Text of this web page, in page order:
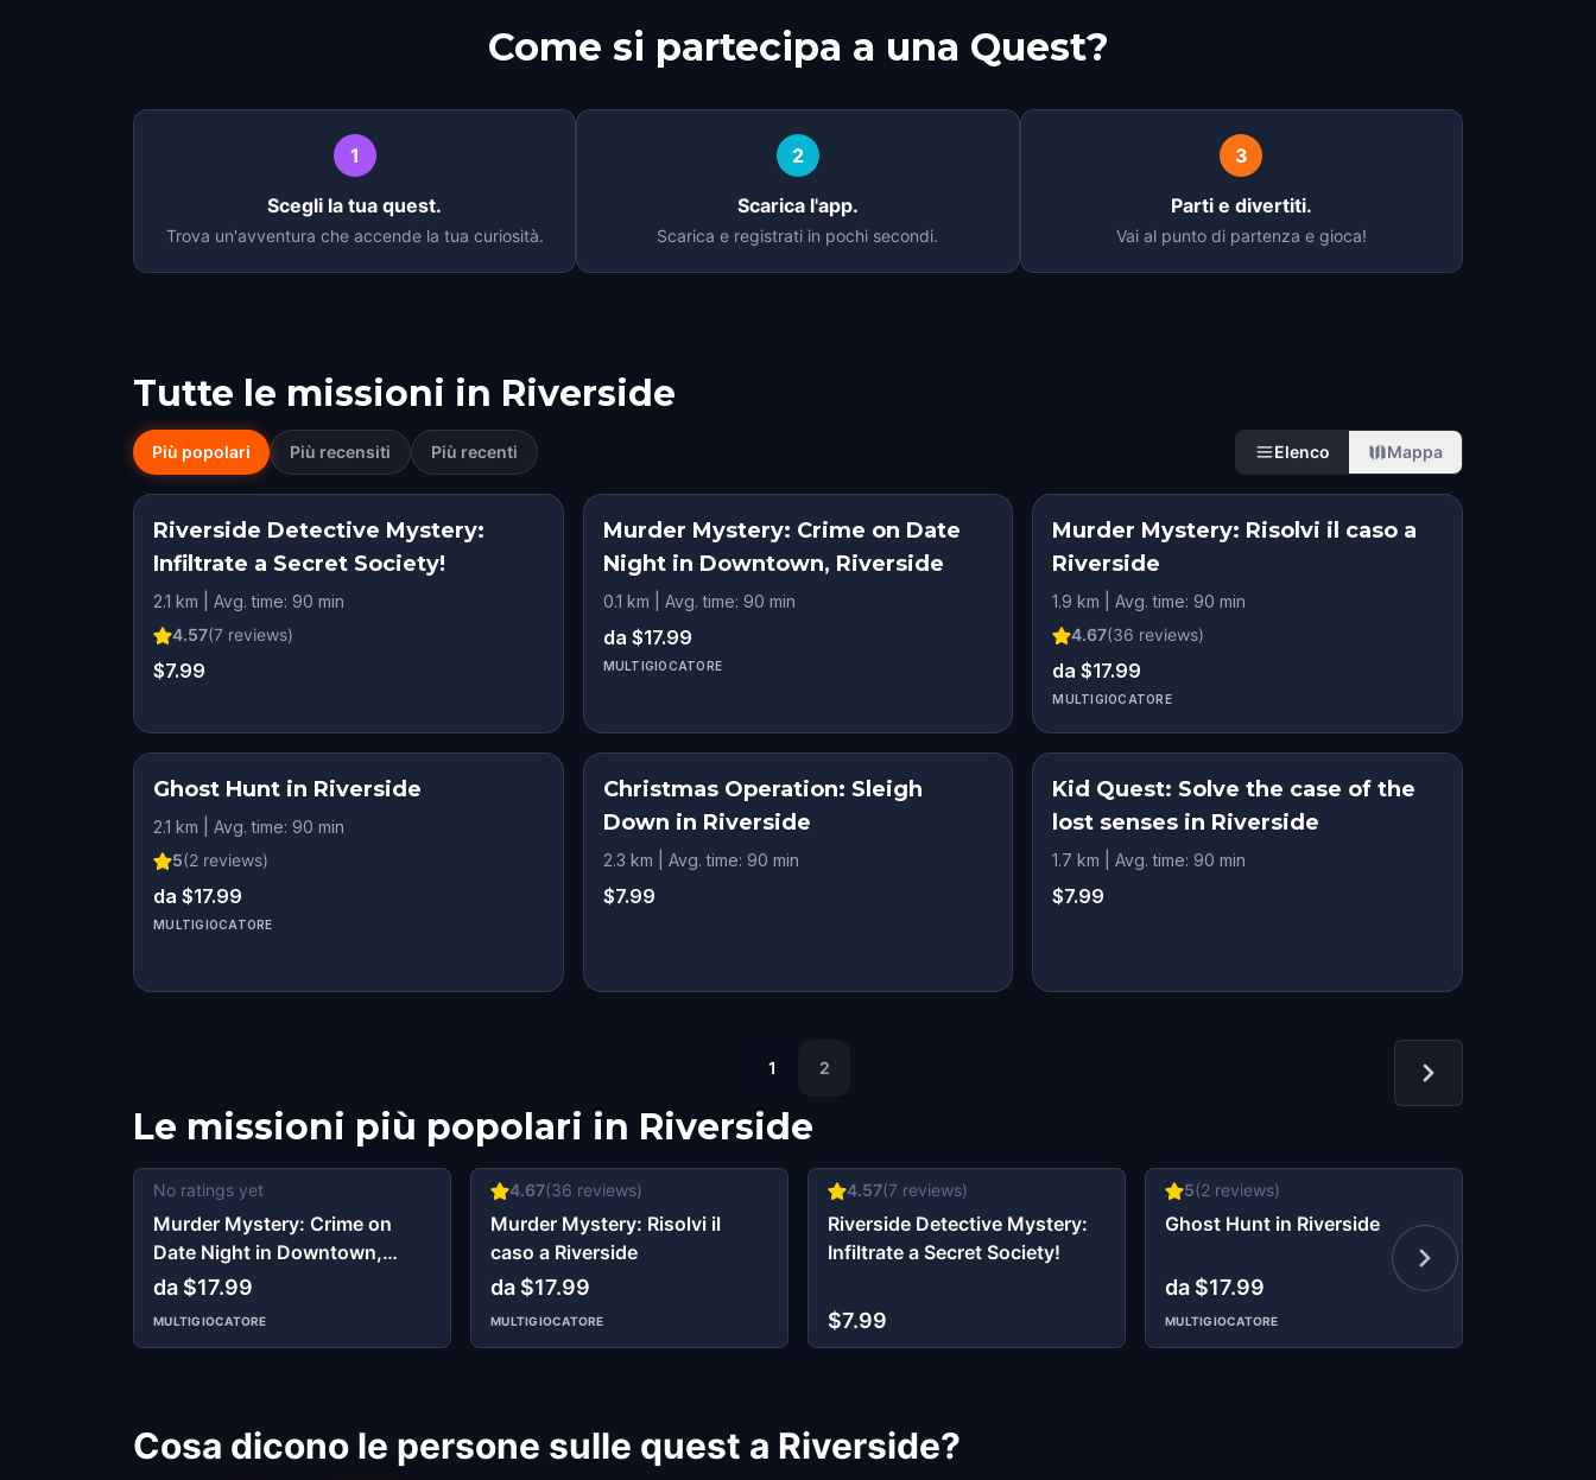
Come si partecipa a una Quest?
1
Scegli la tua quest.
Trova un'avventura che accende la tua curiosità.
2
Scarica l'app.
Scarica e registrati in pochi secondi.
3
Parti e divertiti.
Vai al punto di partenza e gioca!
Tutte le missioni in Riverside
Più popolari Più recensiti Più recenti Elenco Mappa
Riverside Detective Mystery:
Infiltrate a Secret Society!
2.1 km | Avg. time: 90 min
4.57(7 reviews)
$7.99
Murder Mystery: Crime on Date
Night in Downtown, Riverside
0.1 km | Avg. time: 90 min
da $17.99
MULTIGIOCATORE
Murder Mystery: Risolvi il caso a
Riverside
1.9 km | Avg. time: 90 min
4.67(36 reviews)
da $17.99
MULTIGIOCATORE
Ghost Hunt in Riverside
2.1 km | Avg. time: 90 min
5(2 reviews)
da $17.99
MULTIGIOCATORE
Christmas Operation: Sleigh
Down in Riverside
2.3 km | Avg. time: 90 min
$7.99
Kid Quest: Solve the case of the
lost senses in Riverside
1.7 km | Avg. time: 90 min
$7.99
1 2
Le missioni più popolari in Riverside
No ratings yet
Murder Mystery: Crime on
Date Night in Downtown,
Riverside
da $17.99
MULTIGIOCATORE
4.67(36 reviews)
Murder Mystery: Risolvi il
caso a Riverside
da $17.99
MULTIGIOCATORE
4.57(7 reviews)
Riverside Detective Mystery:
Infiltrate a Secret Society!
$7.99
5(2 reviews)
Ghost Hunt in Riverside
da $17.99
MULTIGIOCATORE
Cosa dicono le persone sulle quest a Riverside?